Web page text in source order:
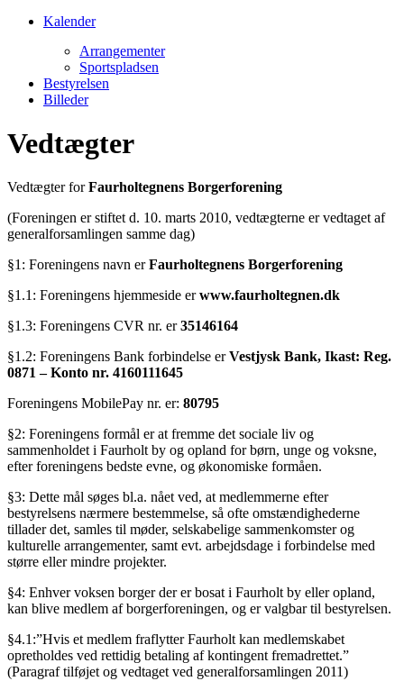
Kalender
Arrangementer
Sportspladsen
Bestyrelsen
Billeder
Vedtægter
Vedtægter forFaurholtegnens Borgerforening
(Foreningen er stiftet d. 10. marts 2010, vedtægterne er vedtaget af
generalforsamlingen samme dag)
§1: Foreningens navn erFaurholtegnens Borgerforening
§1.1: Foreningens hjemmeside erwww.faurholtegnen.dk
§1.3: Foreningens CVR nr. er35146164
§1.2: Foreningens Bank forbindelse erVestjysk Bank, Ikast: Reg.
0871 – Konto nr. 4160111645
Foreningens MobilePay nr. er: 80795
§2: Foreningens formål er at fremme det sociale liv og
sammenholdet i Faurholt by og opland for børn, unge og voksne,
efter foreningens bedste evne, og økonomiske formåen.
§3: Dette mål søges bl.a. nået ved, at medlemmerne efter
bestyrelsens nærmere bestemmelse, så ofte omstændighederne
tillader det, samles til møder, selskabelige sammenkomster og
kulturelle arrangementer, samt evt. arbejdsdage i forbindelse med
større eller mindre projekter.
§4: Enhver voksen borger der er bosat i Faurholt by eller opland,
kan blive medlem af borgerforeningen, og er valgbar til bestyrelsen.
§4.1:”Hvis et medlem fraflytter Faurholt kan medlemskabet
opretholdes ved rettidig betaling af kontingent fremadrettet.”
(Paragraf tilføjet og vedtaget ved generalforsamlingen 2011)